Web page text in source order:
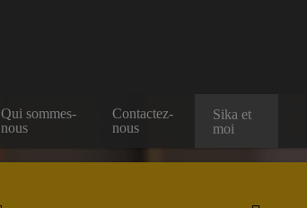
Qui sommes-
nous
Contactez-
nous
Sika et
moi